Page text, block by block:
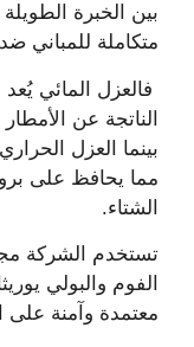
بين الخبرة الطويلة
متكاملة للمباني ضد
فالعزل المائي
الناتجة عن
بينما العزل
مما يحافظ على
الشتاء.
تستخدم الشركة
الفوم والبولي
معتمدة وآمنة على